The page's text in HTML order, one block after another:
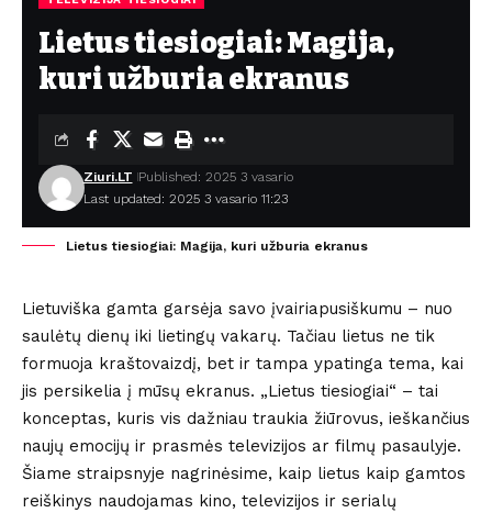
Lietus tiesiogiai: Magija,
kuri užburia ekranus
Last updated: 2025 3 vasario 11:23
Ziuri.LT Published: 2025 3 vasario
Lietus tiesiogiai: Magija, kuri užburia ekranus
Lietuviška gamta garsėja savo įvairiapusiškumu – nuo
saulėtų dienų iki lietingų vakarų. Tačiau lietus ne tik
formuoja kraštovaizdį, bet ir tampa ypatinga tema, kai
jis persikelia į mūsų ekranus. „Lietus tiesiogiai“ – tai
konceptas, kuris vis dažniau traukia žiūrovus, ieškančius
naujų emocijų ir prasmės televizijos ar filmų pasaulyje.
Šiame straipsnyje nagrinėsime, kaip lietus kaip gamtos
reiškinys naudojamas kino, televizijos ir serialų